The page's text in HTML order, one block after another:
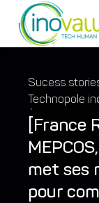
Sucess
Technopole
[France
met ses
pour